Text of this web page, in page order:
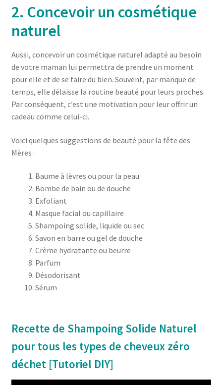
2. Concevoir un cosmétique
naturel
Aussi, concevoir un cosmétique naturel adapté au besoin
de votre maman lui permettra de prendre un moment
pour elle et de se faire du bien. Souvent, par manque de
temps, elle délaisse la routine beauté pour leurs proches.
Par conséquent, c’est une motivation pour leur offrir un
cadeau comme celui-ci.
Voici quelques suggestions de beauté pour la fête des
Mères :
Baume à lèvres ou pour la peau
Bombe de bain ou de douche
Exfoliant
Masque facial ou capillaire
Shampoing solide, liquide ou sec
Savon en barre ou gel de douche
Crème hydratante ou beurre
Parfum
Désodorisant
Sérum
Recette de Shampoing Solide Naturel
pour tous les types de cheveux zéro
déchet [Tutoriel DIY]